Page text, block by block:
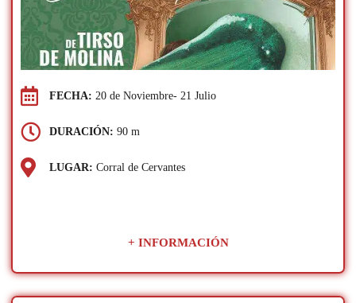
FECHA: 20 de Noviembre- 21 Julio
DURACIÓN: 90 m
LUGAR: Corral de Cervantes
+ INFORMACIÓN